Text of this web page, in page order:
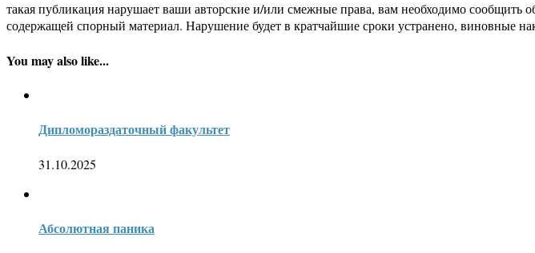
такая публикация нарушает ваши авторские и/или смежные права, вам необходимо сообщить
содержащей спорный материал. Нарушение будет в кратчайшие сроки устранено, виновные
You may also like...
Дипломораздаточный факультет
31.10.2025
Абсолютная паника